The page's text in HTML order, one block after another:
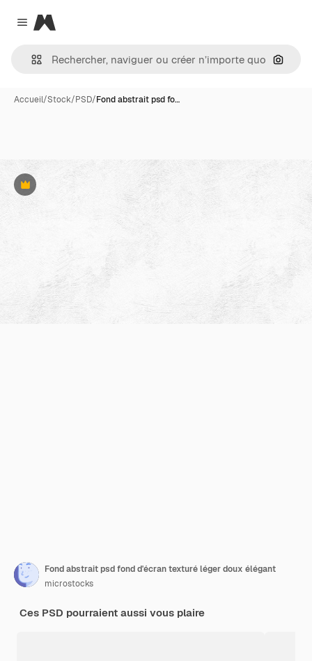
Close menu
Magnific
Accueil/Stock/PSD/Fond abstrait psd fo…
Premium
Fond abstrait psd fond d'écran texturé léger doux élégant
microstocks
Ces PSD pourraient aussi vous plaire